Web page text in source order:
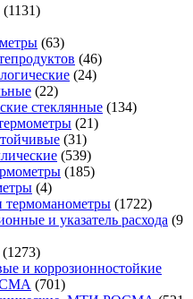
11311131
6363
товара
4646
2424
2222
товара
стеклянные 134134
2121
3131
товар
539539
товаров
185185
44
товара
17221722
товара
и указатель расхода 9
12731273
товара
и коррозионностойкие
701701